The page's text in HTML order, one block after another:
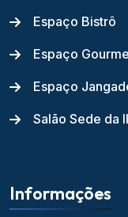
Espaço Bistrô
Espaço
Espaço
Salão Sede da
Informações